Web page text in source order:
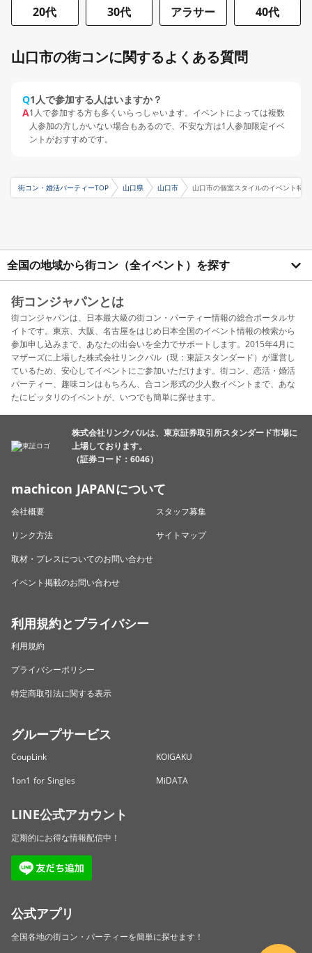
20代 30代 アラサー 40代
山口市の街コンに関するよくある質問
Q1人で参加する人はいますか？
A1人で参加する方も多くいらっしゃいます。イベントによっては複数
人参加の方しかいない場合もあるので、不安な方は1人参加限定イベ
ントがおすすめです。
街コン・婚活パーティーTOP 山口県 山口市 山口市の個室スタイルのイベント特集
全国の地域から街コン（全イベント）を探す
街コンジャパンとは
街コンジャパンは、日本最大級の街コン・パーティー情報の総合ポータルサ
イトです。東京、大阪、名古屋をはじめ日本全国のイベント情報の検索から
参加申し込みまで、あなたの出会いを全力でサポートします。2015年4月に
マザーズに上場した株式会社リンクバル（現：東証スタンダード）が運営し
ているため、安心してイベントにご参加いただけます。街コン、恋活・婚活
パーティー、趣味コンはもちろん、合コン形式の少人数イベントまで、あな
たにピッタリのイベントが、いつでも簡単に探せます。
株式会社リンクバルは、東京証券取引所スタンダード市場に
上場しております。
（証券コード：6046）
machicon JAPANについて
会社概要
スタッフ募集
リンク方法
サイトマップ
取材・プレスについてのお問い合わせ
イベント掲載のお問い合わせ
利用規約とプライバシー
利用規約
プライバシーポリシー
特定商取引法に関する表示
グループサービス
CoupLink
KOIGAKU
1on1 for Singles
MiDATA
LINE公式アカウント
定期的にお得な情報配信中！
公式アプリ
全国各地の街コン・パーティーを簡単に探せます！